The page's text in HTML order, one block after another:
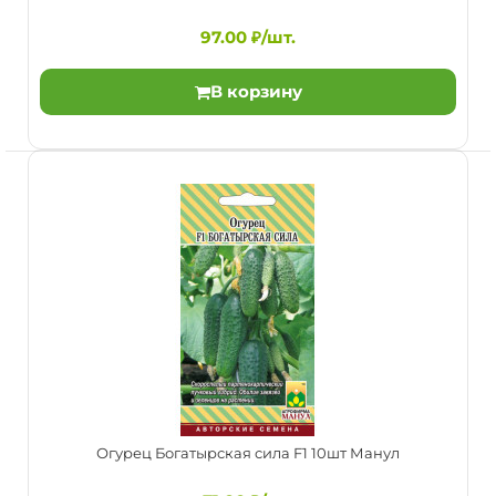
корнишон женского или преимущественно женского
тип..
Огурец Барабулька F1 10шт Гавриш
97.00 ₽/шт.
97.00 ₽/шт.
В корзину
Огурец Богатырская сила F1 10шт Манул